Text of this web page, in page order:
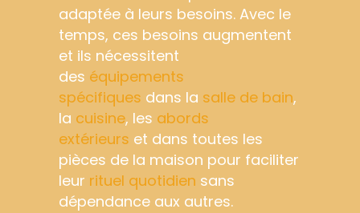
adaptée à leurs besoins. Avec le
temps, ces besoins augmentent
et ils nécessitent
des équipements
spécifiques dans la salle de bain,
la cuisine, les abords
extérieurs et dans toutes les
pièces de la maison pour faciliter
leur rituel quotidien sans
dépendance aux autres.